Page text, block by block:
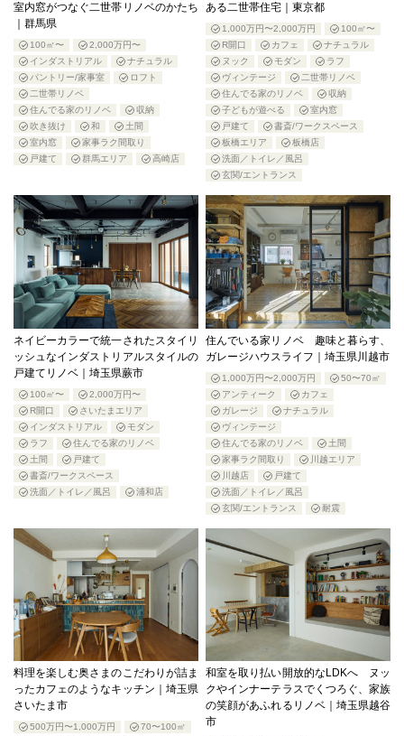
室内窓がつなぐ二世帯リノベのかたち
｜群馬県
100㎡〜
2,000万円〜
インダストリアル
ナチュラル
パントリー/家事室
ロフト
二世帯リノベ
住んでる家のリノベ
収納
吹き抜け
和
土間
室内窓
家事ラク間取り
戸建て
群馬エリア 高崎店
ある二世帯住宅｜東京都
1,000万円〜2,000万円
100㎡〜
R開口
カフェ
ナチュラル
ヌック
モダン
ラフ
ヴィンテージ
二世帯リノベ
住んでる家のリノベ
収納
子どもが遊べる
室内窓
戸建て
書斎/ワークスペース
板橋エリア
板橋店
洗面／トイレ／風呂
玄関/エントランス
ネイビーカラーで統一されたスタイリ
ッシュなインダストリアルスタイルの
戸建てリノベ｜埼玉県蕨市
100㎡〜
2,000万円〜
R開口
さいたまエリア
インダストリアル
モダン
ラフ
住んでる家のリノベ
土間
戸建て
書斎/ワークスペース
洗面／トイレ／風呂
浦和店
住んでいる家リノベ 趣味と暮らす、
ガレージハウスライフ｜埼玉県川越市
1,000万円〜2,000万円
50〜70㎡
アンティーク
カフェ
ガレージ
ナチュラル
ヴィンテージ
住んでる家のリノベ
土間
家事ラク間取り
川越エリア
川越店
戸建て
洗面／トイレ／風呂
玄関/エントランス
耐震
料理を楽しむ奥さまのこだわりが詰ま
ったカフェのようなキッチン｜埼玉県
さいたま市
500万円〜1,000万円
70〜100㎡
和室を取り払い開放的なLDKへ ヌッ
クやインナーテラスでくつろぐ、家族
の笑顔があふれるリノベ｜埼玉県越谷
市